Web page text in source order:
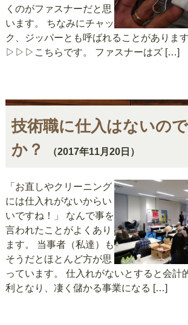
くのがファスナーだと思
います。 ちなみにチャッ
ク、ジッパーとも呼ばれることがありま
▷▷▷こちらです。 ファスナーはズ […]
技術職に仕入はないの
か？
（2017年11月20日）
「お直しやクリーニング
には仕入れがないからい
いですね！」 なんで事を
言われたことがよくあり
ます。 当事者（私達）も
そうだとほとんど方が思
っています。 仕入れがないとすると会計
利となり、凄く儲かる事業になる […]